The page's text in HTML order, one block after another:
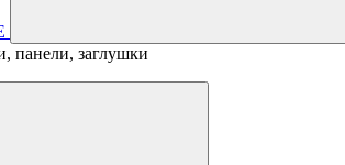
панели, заглушки